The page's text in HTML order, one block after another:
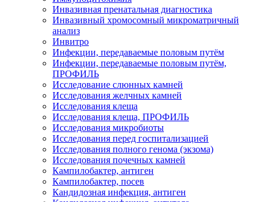
Инвазивная пренатальная диагностика
Инвазивный хромосомный микроматричный
анализ
Инвитро
Инфекции, передаваемые половым путём
Инфекции, передаваемые половым путём,
ПРОФИЛЬ
Исследование слюнных камней
Исследования желчных камней
Исследования клеща
Исследования клеща, ПРОФИЛЬ
Исследования микробиоты
Исследования перед госпитализацией
Исследования полного генома (экзома)
Исследования почечных камней
Кампилобактер, антиген
Кампилобактер, посев
Кандидозная инфекция, антиген